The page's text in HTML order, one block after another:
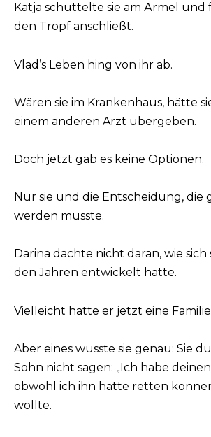
Katja schüttelte sie am Ärmel und
den Tropf anschließt.
Vlad’s Leben hing von ihr ab.
Wären sie im Krankenhaus, hätte
einem anderen Arzt übergeben.
Doch jetzt gab es keine Optionen.
Nur sie und die Entscheidung, die
werden musste.
Darina dachte nicht daran, wie sich
den Jahren entwickelt hatte.
Vielleicht hatte er jetzt eine
Aber eines wusste sie genau: Sie
Sohn nicht sagen: „Ich habe
obwohl ich ihn hätte retten
wollte.